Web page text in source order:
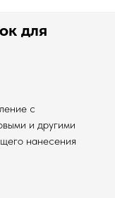
для
с
и другими
нанесения